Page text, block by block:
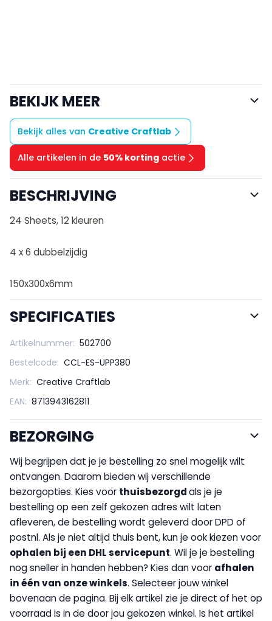
BEKIJK MEER
Bekijk alles van Creative Craftlab
Alle artikelen in de 50% korting actie
BESCHRIJVING
24 Sheets, 12 kleuren
4 x 6 dubbelzijdig
150x300x6mm
SPECIFICATIES
Artikelnummer: 502700
Bestelcode: CCL-ES-UPP380
Merk: Creative Craftlab
EAN: 8713943162811
BEZORGING
Wij begrijpen dat je je bestelling zo snel mogelijk wilt
ontvangen. Daarom bieden wij verschillende
bezorgopties. Kies voor thuisbezorgdals je je
bestelling op een zelf gekozen adres wilt laten
afleveren, de bestelling wordt geleverd door DPD of
postnl. Als je niet altijd thuis bent, kun je ook kiezen voor
ophalen bij een DHL servicepunt. Wil je je bestelling
nog sneller in handen hebben? Kies dan voor afhalen
in één van onze winkels. Selecteer jouw winkel
bovenaan de pagina. Bij elk artikel zie je direct of het op
voorraad is in de door jou gekozen winkel. Is het artikel